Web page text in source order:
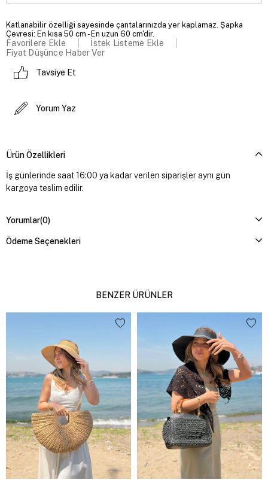
Katlanabilir özelliği sayesinde çantalarınızda yer kaplamaz. Şapka
Çevresi: En kısa 50 cm - En uzun 60 cm'dir.
Favorilere Ekle
İstek Listeme Ekle
Fiyat Düşünce Haber Ver
Tavsiye Et
Yorum Yaz
Ürün Özellikleri
İş günlerinde saat 16:00 ya kadar verilen siparişler aynı gün
kargoya teslim edilir.
Yorumlar(0)
Ödeme Seçenekleri
BENZER ÜRÜNLER